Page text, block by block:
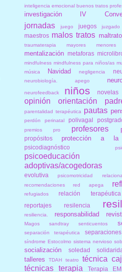
inteligencia emocional buenos tratos
investigación IV
jornadas juego juegos juzgado
maestros malos tratos maltrato
traumaterapia
mayores menores
mentalización metaforas
mindfulness mindfulness para niños/as
música
Navidad negligencia
neurobiología. apego
neurofeedback niños novelas
opinión orientación
parentalidad terapéutica
pautas
perdón perinatal polivagal
premios
pro profesores
propósitos protección a la
psicodiagnóstico
psicoeducación
adoptivas/acogedoras
evolutiva
psicomotricidad
recomendaciones
red apega
refugiados relación terapéutica
reportajes resilencia
resiliencia. responsabilidad
Magos
sandtray senticuentos
separación terapéutica separaciones
síndrome Estocolmo sistema nervioso
socialización soledad
talleres TDAH teatro
técnica
técnicas
terapia Terapia